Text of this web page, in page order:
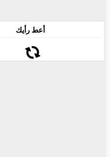
أعط رأيك